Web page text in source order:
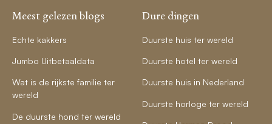
Meest gelezen blogs
Echte kakkers
Jumbo Uitbetaaldata
Wat is de rijkste familie ter
wereld
De duurste hond ter wereld
Dure dingen
Duurste huis ter wereld
Duurste hotel ter wereld
Duurste huis in Nederland
Duurste horloge ter wereld